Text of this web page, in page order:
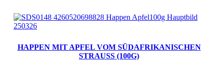
HAPPEN MIT APFEL VOM SÜDAFRIKANISCHEN
STRAUSS (100G)